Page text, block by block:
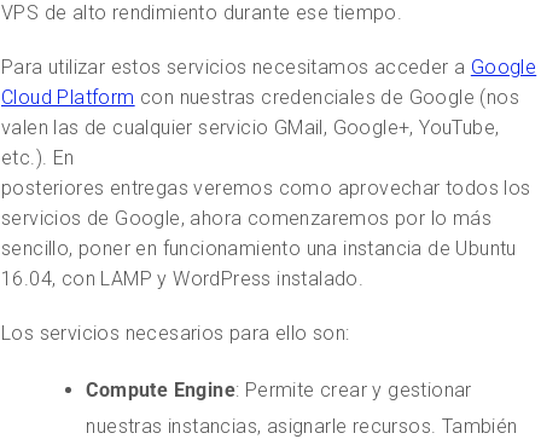
VPS de alto rendimiento durante ese tiempo.
Para utilizar estos servicios necesitamos acceder a Google
Cloud Platform con nuestras credenciales de Google (nos
valen las de cualquier servicio GMail, Google+, YouTube,
etc.). En
posteriores entregas veremos como aprovechar todos los
servicios de Google, ahora comenzaremos por lo más
sencillo, poner en funcionamiento una instancia de Ubuntu
16.04, con LAMP y WordPress instalado.
Los servicios necesarios para ello son:
Compute Engine: Permite crear y gestionar
nuestras instancias, asignarle recursos. También